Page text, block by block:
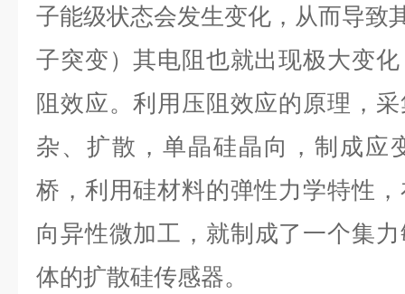
子能级状态会发生变化，从而导致
子突变）其电阻也就出现极大变
阻效应。利用压阻效应的原理，
杂、扩散，单晶硅晶向，制成应
桥，利用硅材料的弹性力学特性
向异性微加工，就制 成了一个集
体的扩散硅传感器。